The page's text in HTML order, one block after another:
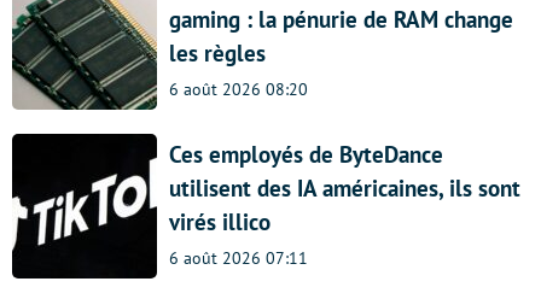
gaming : la pénurie de RAM change
les règles
6 août 2026 08:20
Ces employés de ByteDance
utilisent des IA américaines, ils sont
virés illico
6 août 2026 07:11